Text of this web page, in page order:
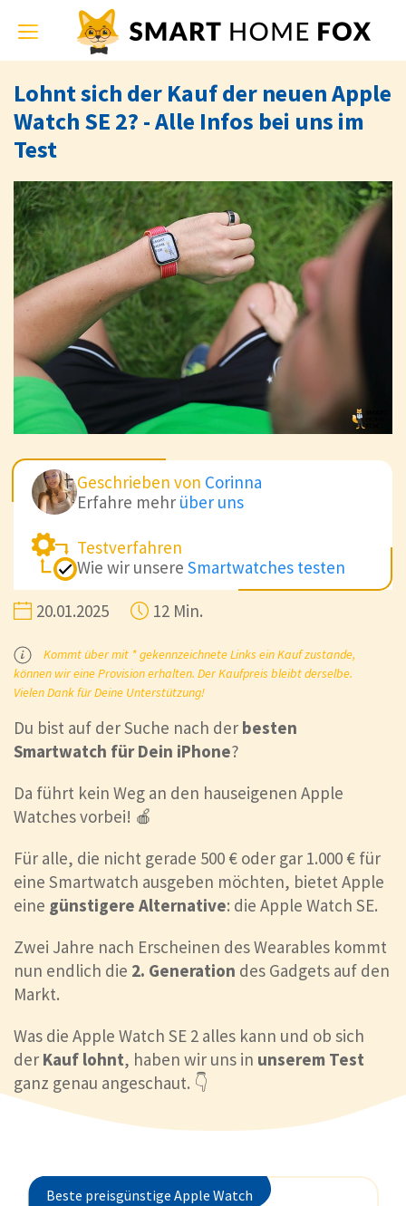
Toggle
navigation
Lohnt sich der Kauf der neuen Apple
Watch SE 2? - Alle Infos bei uns im
Test
Geschrieben von Corinna
Erfahre mehr über uns
Testverfahren
Wie wir unsere Smartwatches testen
20.01.2025 12 Min.
Kommt über mit * gekennzeichnete Links ein Kauf zustande,
können wir eine Provision erhalten. Der Kaufpreis bleibt derselbe.
Vielen Dank für Deine Unterstützung!
Du bist auf der Suche nach der besten
Smartwatch für Dein iPhone?
Da führt kein Weg an den hauseigenen Apple
Watches vorbei! 🍎
Für alle, die nicht gerade 500 € oder gar 1.000 € für
eine Smartwatch ausgeben möchten, bietet Apple
eine günstigere Alternative: die Apple Watch SE.
Zwei Jahre nach Erscheinen des Wearables kommt
nun endlich die 2. Generation des Gadgets auf den
Markt.
Was die Apple Watch SE 2 alles kann und ob sich
der Kauf lohnt, haben wir uns in unserem Test
ganz genau angeschaut. 👇
Beste preisgünstige Apple Watch